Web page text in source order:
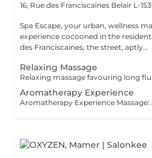
16, Rue des Franciscaines Belair L-
Spa Escape, your urban, wellness
experience cocooned in the
des Franciscaines, the street, aptly...
Relaxing Massage
Aromatherapy Experience